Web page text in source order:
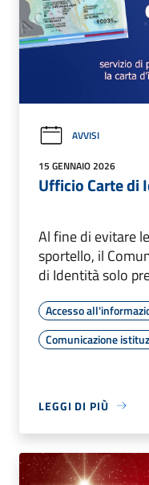
AVVISI
15 GENNAIO 2026
Ufficio Carte di
Al fine di evitare
sportello, il
di Identità solo
Accesso
Comunicazione
LEGGI DI PIÙ